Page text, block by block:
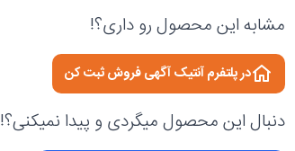
مشابه این محصول رو داری؟!
در پلتفرم آنتیک آگهی فروش ثبت کن
دنبال این محصول میگردی و پیدا نمیکنی؟!